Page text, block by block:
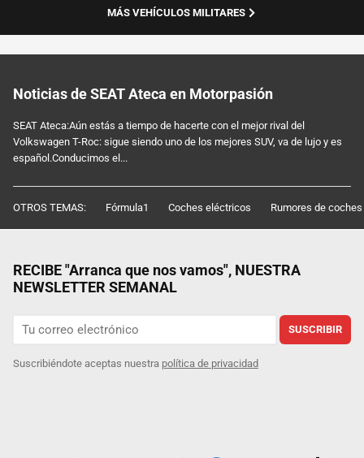
MÁS VEHÍCULOS MILITARES
Noticias de SEAT Ateca en Motorpasión
SEAT Ateca:Aún estás a tiempo de hacerte con el mejor rival del
Volkswagen T-Roc: sigue siendo uno de los mejores SUV, va de lujo y es
español.Conducimos el...
OTROS TEMAS: Fórmula1 Coches eléctricos Rumores de coches
RECIBE "Arranca que nos vamos", NUESTRA
NEWSLETTER SEMANAL
SUSCRIBIR
Suscribiéndote aceptas nuestra política de privacidad